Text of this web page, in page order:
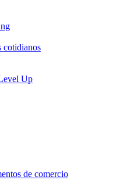
cotidianos
Up
de comercio